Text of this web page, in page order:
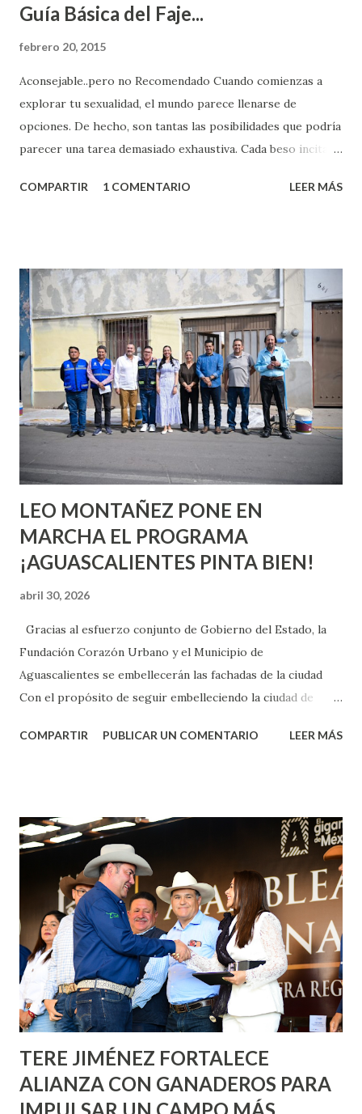
Guía Básica del Faje...
febrero 20, 2015
Aconsejable..pero no Recomendado Cuando comienzas a
explorar tu sexualidad, el mundo parece llenarse de
opciones. De hecho, son tantas las posibilidades que podría
parecer una tarea demasiado exhaustiva. Cada beso incita
partes de ti que jamás hubieras imaginado. El problema es
conoces ni la mitad de lo que deberías saber. Pero incluso
quienes ya han tenido relaciones sexuales no son expertos
o expertas en el tema. Siempre hay algo nuevo que
aprender y nuevas experiencias que conocer. Si eres una
chica y aún no has tenido relaciones sexuales, tal vez
pienses que el sexo será increíble y no puedas esperar para
experimentarlo, pero como cualquier persona con
experiencia te dirá, siempre es mejor cuando ambas partes
son suficientemen...
COMPARTIR 1 COMENTARIO LEER MÁS
LEO MONTAÑEZ PONE EN
MARCHA EL PROGRAMA
¡AGUASCALIENTES PINTA BIEN!
abril 30, 2026
Gracias al esfuerzo conjunto de Gobierno del Estado, la
Fundación Corazón Urbano y el Municipio de
Aguascalientes se embellecerán las fachadas de la ciudad
Con el propósito de seguir embelleciendo la ciudad de
municipal, Leo Montañez dio inicio al programa
Corazón Urbano y el Municipio capital. Leo Montañez
informó que en este programa se usarán cerca de 90 mil
metros cuadrados de pintura, para dar inicio en la calle
Nieto, entre Jesús F. Elizondo y la calle 22 de Octubre, con
lo que se aplicará pintura en 66 casas. Posteriormente se
llevará este programa a Villas de Nuestra Señora de la
Asunción, Avenida Alameda y Decreto 27 de Septiembre, en
los edificios FOVISSSTE Ojo de Agua, en la comunidad
Norias de Paso Hondo y en los edificios de...
COMPARTIR PUBLICAR UN COMENTARIO LEER MÁS
TERE JIMÉNEZ FORTALECE
ALIANZA CON GANADEROS PARA